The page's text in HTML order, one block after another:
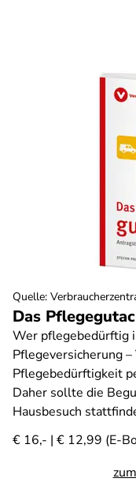
Das
Wer pflegebedürftig
Pflegeversicherung
Pflegebedürftigkeit
Daher sollte die
Hausbesuch
€ 16,- | € 12,99 (E-
Quelle: